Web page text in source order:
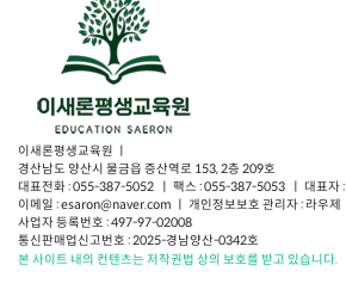
이새론평생교육원 ㅣ
경산남도 양산시 물금읍 증산역로 153, 2층 209호
대표전화 : 055-387-5052 ㅣ 팩스 : 055-387-5053 ㅣ 대표자 :
이메일 : esaron@naver.com ㅣ 개인정보보호 관리자 : 라우제
사업자 등록번호 : 497-97-02008
통신판매업신고번호 : 2025-경남양산-0342호
본 사이트 내의 컨텐츠는 저작권법 상의 보호를 받고 있습니다.